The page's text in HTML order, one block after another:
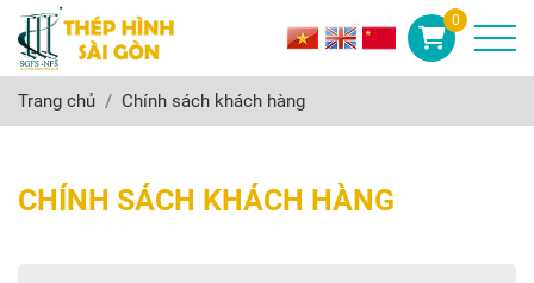
0
Trang chủ Chính sách khách hàng
CHÍNH SÁCH KHÁCH HÀNG